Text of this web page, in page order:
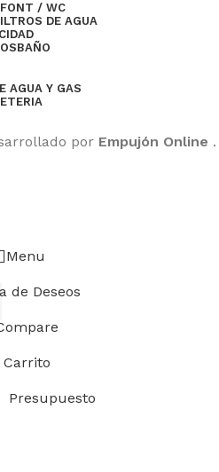
/ WC
DE AGUA
BAÑO
AGUA Y GAS
por Empujón Online .
Menu
de Deseos
Carrito
Presupuesto